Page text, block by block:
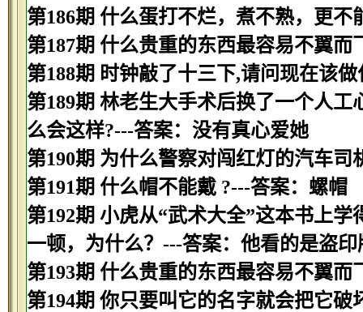
第186期 什么蛋打不烂，煮不熟，更
第187期 什么贵重的东西最容易不翼而
第188期 时钟敲了十三下,请问现在该
第189期 林老生大手术后换了一个人
么会这样?---答案：没有真心爱她
第190期 为什么警察对闯红灯的汽车
第191期 什么帽不能戴 ?---答案：螺帽
第192期 小虎从“武术大全”这本书上
一顿，为什么？---答案：他看的是盗印
第193期 什么贵重的东西最容易不翼而
第194期 你只要叫它的名字就会把它